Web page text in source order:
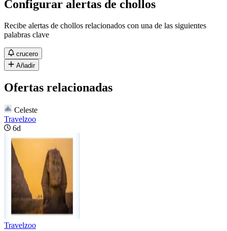
Configurar alertas de chollos
Recibe alertas de chollos relacionados con una de las siguientes
palabras clave
crucero
Añadir
Ofertas relacionadas
Celeste
Travelzoo
6d
Travelzoo